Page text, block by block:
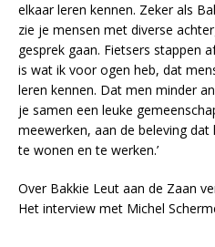
elkaar leren kennen. Zeker als
zie je mensen met diverse
gesprek gaan. Fietsers stappen
is wat ik voor ogen heb, dat
leren kennen. Dat men minder
je samen een leuke
meewerken, aan de beleving
te wonen en te werken.’
Over Bakkie Leut aan de Zaan
Het interview met Michel